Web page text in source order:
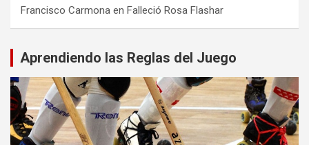
Francisco Carmona en Falleció Rosa Flashar
Aprendiendo las Reglas del Juego